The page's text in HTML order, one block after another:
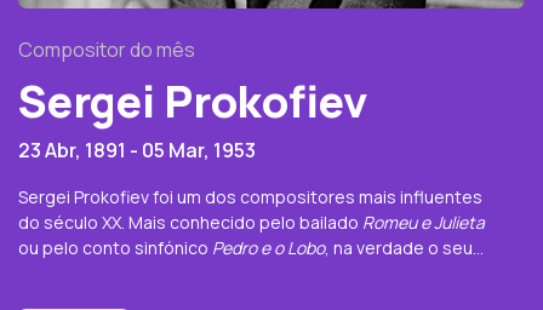
Compositor do mês
Sergei Prokofiev
23 Abr, 1891 - 05 Mar, 1953
Sergei Prokofiev foi um dos compositores mais influentes
do século XX. Mais conhecido pelo bailado Romeu e Julieta
ou pelo conto sinfónico Pedro e o Lobo, na verdade o seu